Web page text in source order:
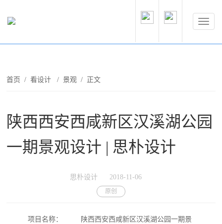
首页 /看设计 / 景观 / 正文
陕西西安西咸新区汉溪湖公园
一期景观设计 | 思朴设计
思朴设计 2018-11-06
原创
项目名称：
陕西西安西咸新区汉溪湖公园一期景